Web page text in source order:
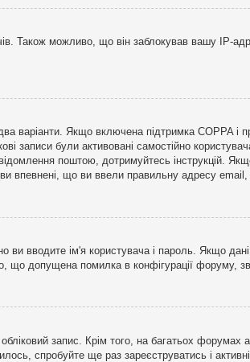
Також можливо, що він заблокував вашу IP-
варіанти. Якщо включена підтримка COPPA
записи були активовані самостійно
поштою, дотримуйтесь інструкцій.
що ви ввели правильну адресу email,
вводите ім'я користувача і пароль. Якщо
допущена помилка в конфігурації форуму,
запис. Крім того, на багатьох форумах
спробуйте ще раз зареєструватись і